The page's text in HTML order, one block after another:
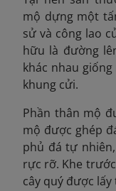
mộ dựng một
sử và công lao
hữu là đường
khác nhau
khung cửi.
Phần thân mộ
mộ được ghép
phủ đá tự
rực rỡ. Khe
cây quý được